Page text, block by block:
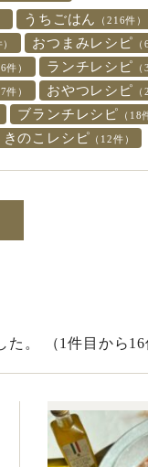
うちごはん （216件）
おつまみレシピ （
件） ランチレシピ （
件） おやつレシピ （
ブランチレシピ （18
きのこレシピ （12件）
た。 （1件目から